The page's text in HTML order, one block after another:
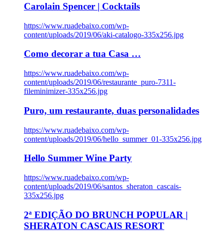
Carolain Spencer | Cocktails
https://www.ruadebaixo.com/wp-
content/uploads/2019/06/aki-catalogo-335x256.jpg
Como decorar a tua Casa …
https://www.ruadebaixo.com/wp-
content/uploads/2019/06/restaurante_puro-7311-
fileminimizer-335x256.jpg
Puro, um restaurante, duas personalidades
https://www.ruadebaixo.com/wp-
content/uploads/2019/06/hello_summer_01-335x256.jpg
Hello Summer Wine Party
https://www.ruadebaixo.com/wp-
content/uploads/2019/06/santos_sheraton_cascais-
335x256.jpg
2ª EDIÇÃO DO BRUNCH POPULAR |
SHERATON CASCAIS RESORT